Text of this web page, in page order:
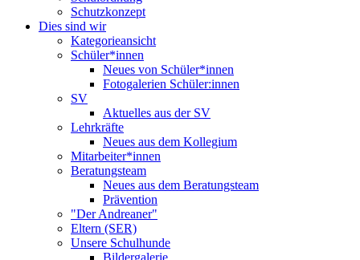
Schutzkonzept
Dies sind wir
Kategorieansicht
Schüler*innen
Neues von Schüler*innen
Fotogalerien Schüler:innen
SV
Aktuelles aus der SV
Lehrkräfte
Neues aus dem Kollegium
Mitarbeiter*innen
Beratungsteam
Neues aus dem Beratungsteam
Prävention
"Der Andreaner"
Eltern (SER)
Unsere Schulhunde
Bildergalerie